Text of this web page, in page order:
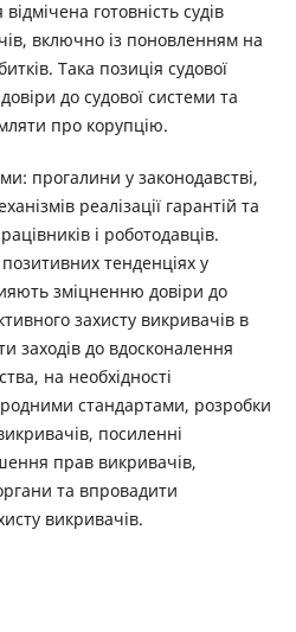
готовність судів
включно із поновленням на
Така позиція судової
до судової системи та
про корупцію.
прогалини у законодавстві,
реалізації гарантій та
і роботодавців.
тенденціях у
зміцненню довіри до
захисту викривачів в
заходів до вдосконалення
на необхідності
стандартами, розробки
посиленні
прав викривачів,
та впровадити
викривачів.